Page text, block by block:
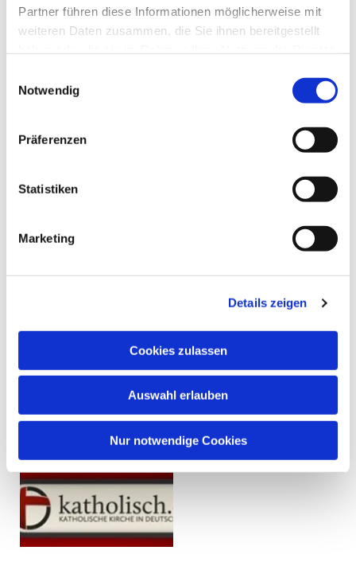
Partner führen diese Informationen möglicherweise mit
weiteren Daten zusammen, die Sie ihnen bereitgestellt
Notwendig
Präferenzen
Statistiken
Marketing
Details zeigen
Cookies zulassen
Auswahl erlauben
Nur notwendige Cookies